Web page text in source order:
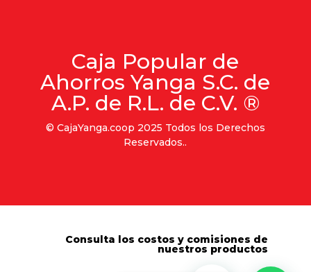
Caja Popular de
Ahorros Yanga S.C. de
A.P. de R.L. de C.V. ®
© CajaYanga.coop 2025 Todos los Derechos
Reservados..
Consulta los costos y comisiones de
nuestros productos